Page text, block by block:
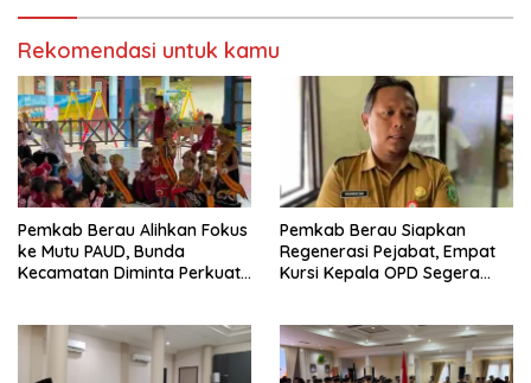
Rekomendasi untuk kamu
Pemkab Berau Alihkan Fokus
ke Mutu PAUD, Bunda
Kecamatan Diminta Perkuat
Pemkab Berau Siapkan
Regenerasi Pejabat, Empat
Kursi Kepala OPD Segera